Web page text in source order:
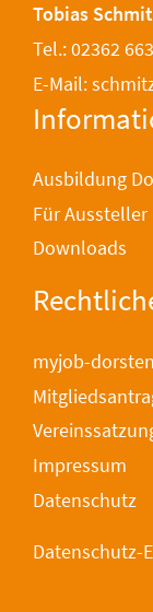
Tobias
Tel.: 02362
E-Mail:
Ausbildung
Für Aussteller
Downloads
myjob-
Impressum
Datenschutz
Datenschutz-